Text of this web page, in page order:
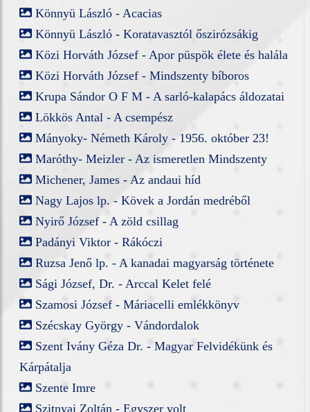
Könnyü László - Acacias
Könnyü László - Koratavasztól őszirózsákig
Közi Horváth József - Apor püspök élete és halála
Közi Horváth József - Mindszenty bíboros
Krupa Sándor O F M - A sarló-kalapács áldozatai
Lökkös Antal - A csempész
Mányoky- Németh Károly - 1956. október 23!
Maróthy- Meizler - Az ismeretlen Mindszenty
Michener, James - Az andaui híd
Nagy Lajos lp. - Kövek a Jordán medréből
Nyirő József - A zöld csillag
Padányi Viktor - Rákóczi
Ruzsa Jenő lp. - A kanadai magyarság története
Sági József, Dr. - Arccal Kelet felé
Szamosi József - Máriacelli emlékkönyv
Szécskay György - Vándordalok
Szent Ivány Géza Dr. - Magyar Felvidékünk és
Kárpátalja
Szente Imre
Szitnyai Zoltán - Egyszer volt